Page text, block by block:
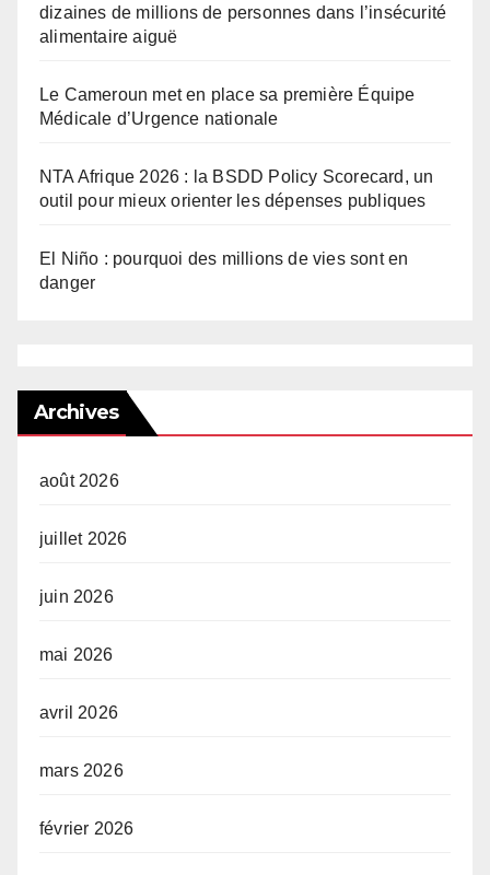
dizaines de millions de personnes dans l’insécurité
alimentaire aiguë
Le Cameroun met en place sa première Équipe
Médicale d’Urgence nationale
NTA Afrique 2026 : la BSDD Policy Scorecard, un
outil pour mieux orienter les dépenses publiques
El Niño : pourquoi des millions de vies sont en
danger
Archives
août 2026
juillet 2026
juin 2026
mai 2026
avril 2026
mars 2026
février 2026